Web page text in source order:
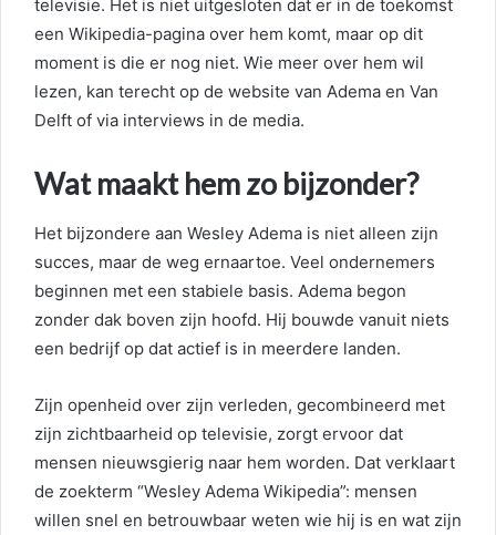
televisie. Het is niet uitgesloten dat er in de toekomst
een Wikipedia-pagina over hem komt, maar op dit
moment is die er nog niet. Wie meer over hem wil
lezen, kan terecht op de website van Adema en Van
Delft of via interviews in de media.
Wat maakt hem zo bijzonder?
Het bijzondere aan Wesley Adema is niet alleen zijn
succes, maar de weg ernaartoe. Veel ondernemers
beginnen met een stabiele basis. Adema begon
zonder dak boven zijn hoofd. Hij bouwde vanuit niets
een bedrijf op dat actief is in meerdere landen.
Zijn openheid over zijn verleden, gecombineerd met
zijn zichtbaarheid op televisie, zorgt ervoor dat
mensen nieuwsgierig naar hem worden. Dat verklaart
de zoekterm “Wesley Adema Wikipedia”: mensen
willen snel en betrouwbaar weten wie hij is en wat zijn